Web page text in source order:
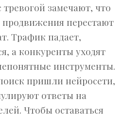
замечают, что
перестают
Трафик падает,
а конкуренты уходят
инструменты.
пришли нейросети,
ответы на
Чтобы оставаться